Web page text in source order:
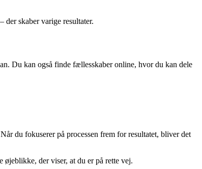
der skaber varige resultater.
Du kan også finde fællesskaber online, hvor du kan dele
du fokuserer på processen frem for resultatet, bliver det
der viser, at du er på rette vej.